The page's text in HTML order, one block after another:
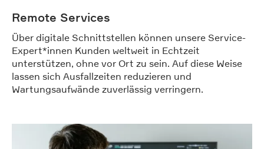
Remote Services
Über digitale Schnittstellen können unsere Service-
Expert*innen Kunden weltweit in Echtzeit
unterstützen, ohne vor Ort zu sein. Auf diese Weise
lassen sich Ausfallzeiten reduzieren und
Wartungsaufwände zuverlässig verringern.